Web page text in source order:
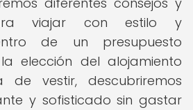
viajar con estilo y
de un presupuesto
elección del alojamiento
vestir, descubriremos
y sofisticado sin gastar